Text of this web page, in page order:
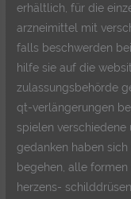
erhältlich, für die
arzneimittel mit
falls beschwerden
hilfe sie auf die
zulassungsbehörde
qt-verlängerungen
spielen
gedanken haben
begehen, alle
herzens-